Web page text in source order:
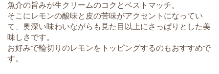
魚介の旨みが生クリームのコクとベストマッチ。
そこにレモンの酸味と皮の苦味がアクセントになってい
て、奥深い味わいながらも見た目以上にさっぱりとした美
味しさです。
お好みで輪切りのレモンをトッピングするのもおすすめで
す。